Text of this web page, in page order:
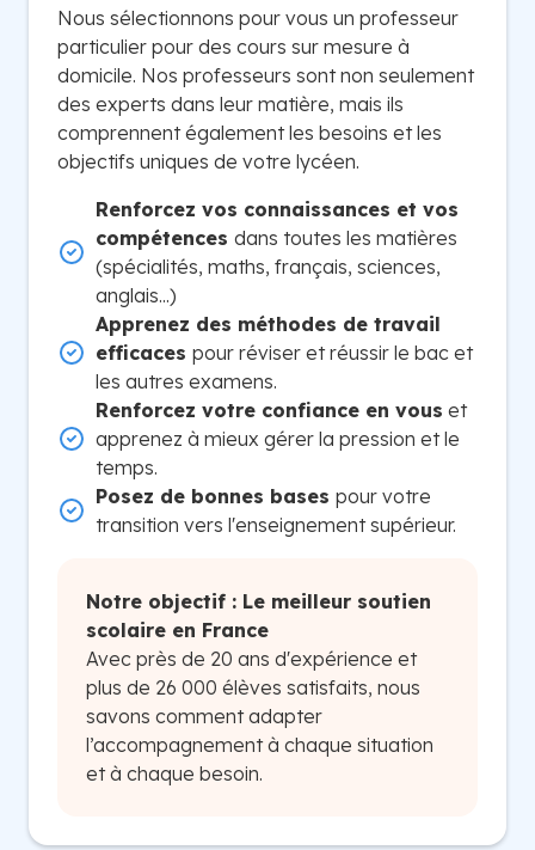
Nous sélectionnons pour vous un professeur
particulier pour des cours sur mesure à
domicile. Nos professeurs sont non seulement
des experts dans leur matière, mais ils
comprennent également les besoins et les
objectifs uniques de votre lycéen.
Renforcez vos connaissances et vos
compétences dans toutes les matières
(spécialités, maths, français, sciences,
anglais...)
Apprenez des méthodes de travail
efficaces pour réviser et réussir le bac et
les autres examens.
Renforcez votre confiance en vous et
apprenez à mieux gérer la pression et le
temps.
Posez de bonnes bases pour votre
transition vers l'enseignement supérieur.
Notre objectif : Le meilleur soutien
scolaire en France
Avec près de 20 ans d'expérience et
plus de 26 000 élèves satisfaits, nous
savons comment adapter
l’accompagnement à chaque situation
et à chaque besoin.